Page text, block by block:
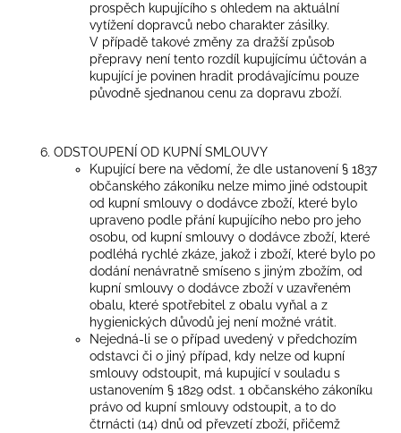
prospěch kupujícího s ohledem na aktuální
vytížení dopravců nebo charakter zásilky.
V případě takové změny za dražší způsob
přepravy není tento rozdíl kupujícímu účtován a
kupující je povinen hradit prodávajícímu pouze
původně sjednanou cenu za dopravu zboží.
ODSTOUPENÍ OD KUPNÍ SMLOUVY
Kupující bere na vědomí, že dle ustanovení § 1837
občanského zákoníku nelze mimo jiné odstoupit
od kupní smlouvy o dodávce zboží, které bylo
upraveno podle přání kupujícího nebo pro jeho
osobu, od kupní smlouvy o dodávce zboží, které
podléhá rychlé zkáze, jakož i zboží, které bylo po
dodání nenávratně smíseno s jiným zbožím, od
kupní smlouvy o dodávce zboží v uzavřeném
obalu, které spotřebitel z obalu vyňal a z
hygienických důvodů jej není možné vrátit.
Nejedná-li se o případ uvedený v předchozím
odstavci či o jiný případ, kdy nelze od kupní
smlouvy odstoupit, má kupující v souladu s
ustanovením § 1829 odst. 1 občanského zákoníku
právo od kupní smlouvy odstoupit, a to do
čtrnácti (14) dnů od převzetí zboží, přičemž